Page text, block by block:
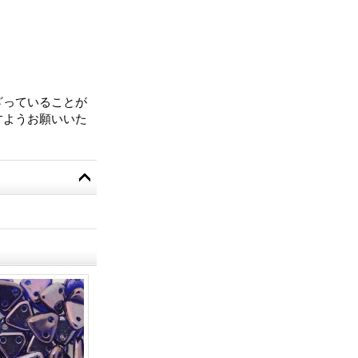
ていることが
うお願いいた